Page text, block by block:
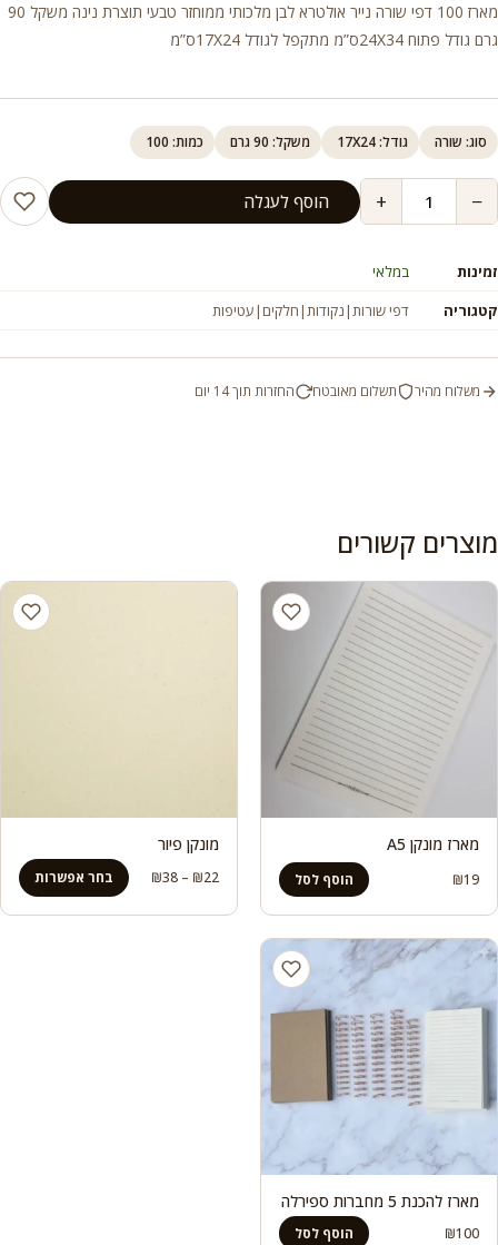
מארז 100 דפי שורה נייר אולטרא לבן מלכותי ממוחזר טבעי תוצרת נינה משקל 90
גרם גודל פתוח 24X34ס”מ מתקפל לגודל 17X24ס”מ
סוג: שורה גודל: 17X24 משקל: 90 גרם כמות: 100
−
+ הוסף לעגלה
זמינות
במלאי
קטגוריה
דפי שורות|נקודות|חלקים|עטיפות
משלוח מהיר תשלום מאובטח החזרות תוך 14 יום
מוצרים קשורים
מארז מונקן A5
₪19 הוסף לסל
מונקן פיור
₪22
–
₪38
מחירים:
בחר אפשרות
מארז להכנת 5 מחברות ספירלה
₪100 הוסף לסל